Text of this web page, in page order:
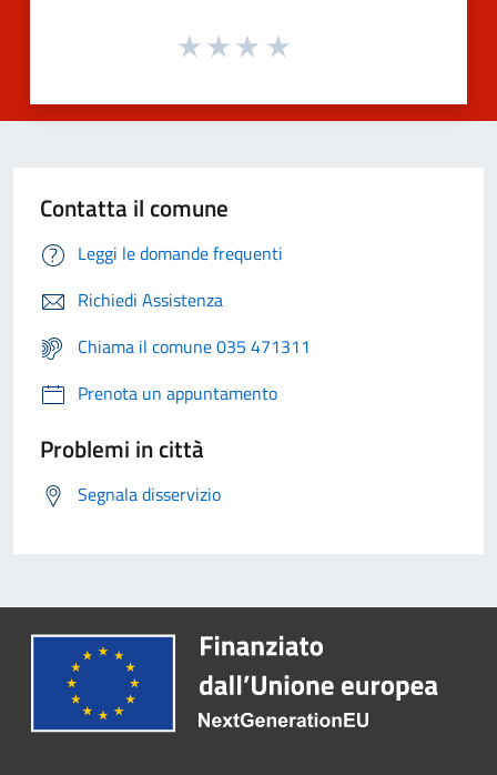
Contatta il comune
Leggi le domande frequenti
Richiedi Assistenza
Chiama il comune 035 471311
Prenota un appuntamento
Problemi in città
Segnala disservizio